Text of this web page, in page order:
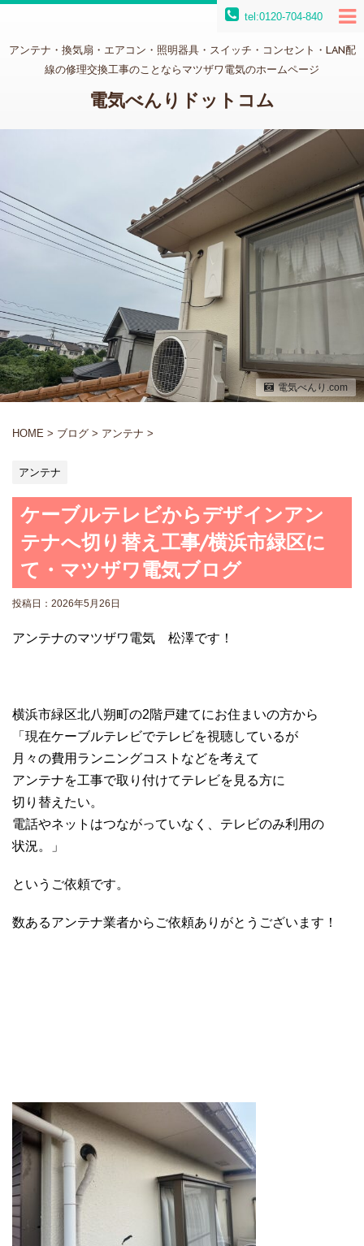
tel:0120-704-840
アンテナ・換気扇・エアコン・照明器具・スイッチ・コンセント・LAN配
線の修理交換工事のことならマツザワ電気のホームページ
電気べんりドットコム
電気べんり.com
HOME > ブログ > アンテナ >
アンテナ
ケーブルテレビからデザインアン
テナへ切り替え工事/横浜市緑区に
て・マツザワ電気ブログ
投稿日： 2026年5月26日
アンテナのマツザワ電気 松澤です！
横浜市緑区北八朔町の2階戸建てにお住まいの方から
「現在ケーブルテレビでテレビを視聴しているが
月々の費用ランニングコストなどを考えて
アンテナを工事で取り付けてテレビを見る方に
切り替えたい。
電話やネットはつながっていなく、テレビのみ利用の
状況。」
というご依頼です。
数あるアンテナ業者からご依頼ありがとうございます！